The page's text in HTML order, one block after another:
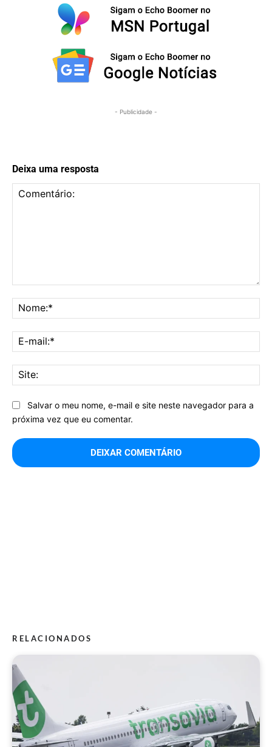
- Publicidade -
Deixa uma resposta
Salvar o meu nome, e-mail e site neste navegador para a
próxima vez que eu comentar.
RELACIONADOS